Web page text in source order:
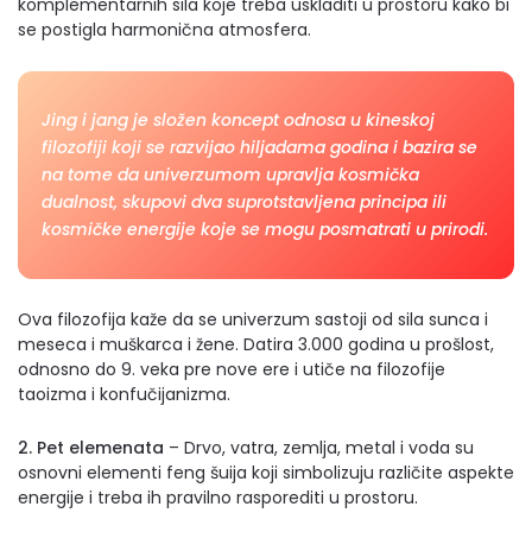
komplementarnih sila koje treba uskladiti u prostoru kako bi
se postigla harmonična atmosfera.
Jing i jang je složen koncept odnosa u kineskoj
filozofiji koji se razvijao hiljadama godina i bazira se
na tome da univerzumom upravlja kosmička
dualnost, skupovi dva suprotstavljena principa ili
kosmičke energije koje se mogu posmatrati u prirodi.
Ova filozofija kaže da se univerzum sastoji od sila sunca i
meseca i muškarca i žene. Datira 3.000 godina u prošlost,
odnosno do 9. veka pre nove ere i utiče na filozofije
taoizma i konfučijanizma.
2. Pet elemenata – Drvo, vatra, zemlja, metal i voda su
osnovni elementi feng šuija koji simbolizuju različite aspekte
energije i treba ih pravilno rasporediti u prostoru.